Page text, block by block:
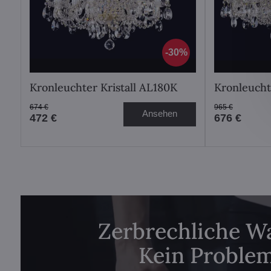
30%
Kronleuchter Kristall AL180K
472 €
674 €
Ansehen 676 €
965 €
Zerbrechliche
Kein